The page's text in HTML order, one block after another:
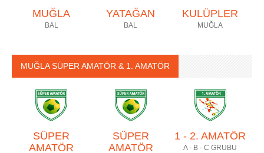
MUĞLA
BAL
YATAĞAN
BAL
KULÜPLER
MUĞLA
MUĞLA SÜPER AMATÖR & 1. AMATÖR
SÜPER
AMATÖR
SÜPER
AMATÖR
1 - 2. AMATÖR
A - B - C GRUBU